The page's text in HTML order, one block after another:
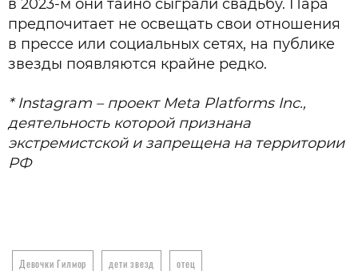
в 2023-м они тайно сыграли свадьбу. Пара
предпочитает не освещать свои отношения
в прессе или социальных сетях, на публике
звезды появляются крайне редко.
* Instagram – проект Meta Platforms Inc.,
деятельность которой признана
экстремистской и запрещена на территории
РФ
Девочки Гилмор дети звезд отец